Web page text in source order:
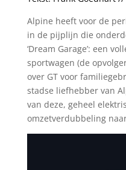
Alpine heeft voor de
in de pijplijn die
‘Dream Garage’: een
sportwagen (de
over GT voor
stadse liefhebber van
van deze, geheel
omzetverdubbeling